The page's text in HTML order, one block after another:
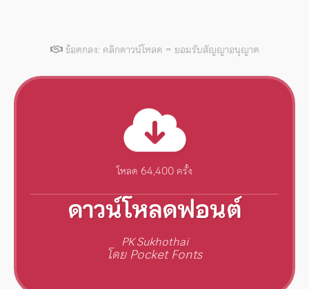
ข้อตกลง: คลิกดาวน์โหลด = ยอมรับสัญญาอนุญาต
โหลด 64,400 ครั้ง
ดาวน์โหลดฟอนต์
PK Sukhothai
โดย Pocket Fonts